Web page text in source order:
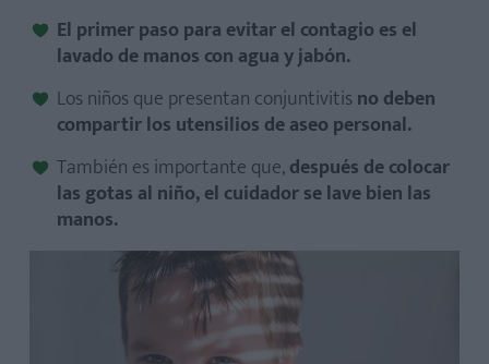
El primer paso para evitar el contagio es el
lavado de manos con agua y jabón.
Los niños que presentan conjuntivitis no deben
compartir los utensilios de aseo personal.
También es importante que,después de colocar
las gotas al niño, el cuidador se lave bien las
manos.